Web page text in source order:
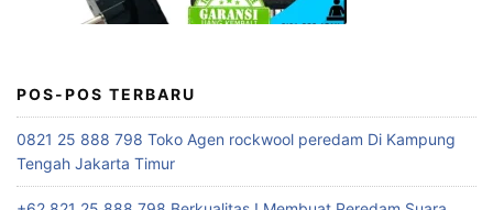
POS-POS TERBARU
0821 25 888 798 Toko Agen rockwool peredam Di Kampung
Tengah Jakarta Timur